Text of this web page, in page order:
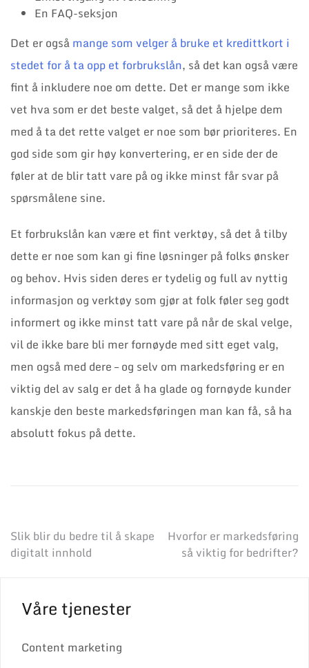
En FAQ-seksjon
Det er ogsåmange som velger å bruke et kredittkort i
stedet for å ta opp et forbrukslån, så det kan også være
fint å inkludere noe om dette. Det er mange som ikke
vet hva som er det beste valget, så det å hjelpe dem
med å ta det rette valget er noe som bør prioriteres. En
god side som gir høy konvertering, er en side der de
føler at de blir tatt vare på og ikke minst får svar på
spørsmålene sine.
Et forbrukslån kan være et fint verktøy, så det å tilby
dette er noe som kan gi fine løsninger på folks ønsker
og behov. Hvis siden deres er tydelig og full av nyttig
informasjon og verktøy som gjør at folk føler seg godt
informert og ikke minst tatt vare på når de skal velge,
vil de ikke bare bli mer fornøyde med sitt eget valg,
men også med dere – og selv om markedsføring er en
viktig del av salg er det å ha glade og fornøyde kunder
kanskje den beste markedsføringen man kan få, så ha
absolutt fokus på dette.
Innleggsnavigasjon
Slik blir du bedre til å skape
digitalt innhold
Hvorfor er markedsføring
så viktig for bedrifter?
Våre tjenester
Content marketing